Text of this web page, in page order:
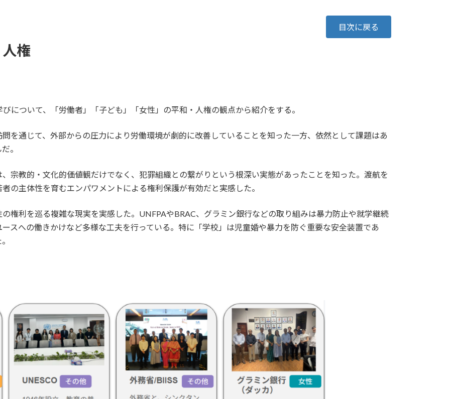
目次に戻る
権
について、「労働者」「子ども」「女性」の平和・人権の観点から紹介をする。
を通じて、外部からの圧力により労働環境が劇的に改善していることを知った一方、依然として課題はあ
。
宗教的・文化的価値観だけでなく、犯罪組織との繋がりという根深い実態があったことを知った。渡航を
の主体性を育むエンパワメントによる権利保護が有効だと実感した。
権利を巡る複雑な現実を実感した。UNFPAやBRAC、グラミン銀行などの取り組みは暴力防止や就学継続
スへの働きかけなど多様な工夫を行っている。特に「学校」は児童婚や暴力を防ぐ重要な安全装置であ